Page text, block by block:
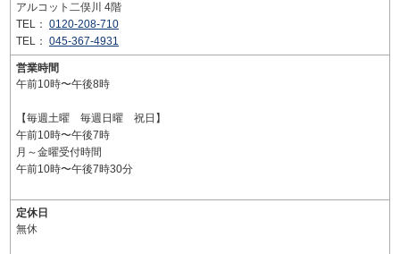
アルコット二俣川 4階
TEL： 0120-208-710
TEL： 045-367-4931
営業時間
午前10時〜午後8時
【毎週土曜 毎週日曜 祝日】
午前10時〜午後7時
月～金曜受付時間
午前10時〜午後7時30分
定休日
無休